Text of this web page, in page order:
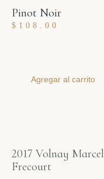
Pinot Noir
$ 108.00
Agregar al carrito
2017 Volnay Marcel
Frecourt